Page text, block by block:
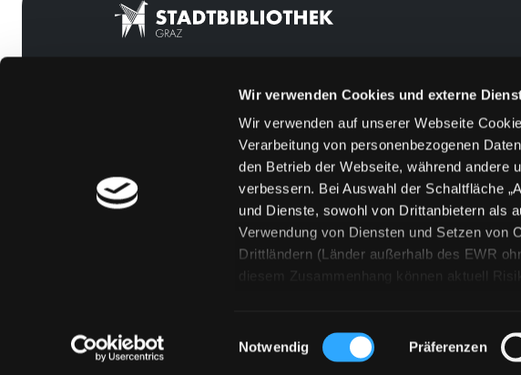
Wir verwenden Cookies und externe
Wir verwenden auf unserer Webseite
Verarbeitung von personenbezogenen
den Betrieb der Webseite, während andere
verbessern. Bei Auswahl der Schaltfläche
und Dienste, sowohl von Drittanbietern als
Verwendung von Diensten und Setzen von
Drittländern (Länder außerhalb des EWR
diesem Zusammenhang können aktuell
„Details zeigen“ finden Sie Erklärungen zu
Technologien. Selbstverständlich können
Einwilligungsauswahl
Notwendig Präferenzen
[kju:b]
Feedback
Kontakt
Über uns
Jobs
Medienwunsch
FAQs